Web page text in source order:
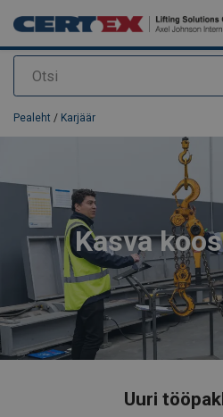
Otsi
Toode on lisatud teie päringule
Pealeht / Karjäär
Kasva
Uuri